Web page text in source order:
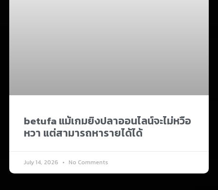
betufa แม้เกมยิงปลาออนไลน์จะไม่หวือ
หวา แต่สามารถหารายได้ได้
July 14, 2026 No Comments